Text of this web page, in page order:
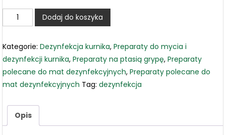
ilość
Farmsteril
zwalcza
wirusa
PTASIEJ
GRYPY
przebadany
PIWet
Dodaj do koszyka
Kategorie:Dezynfekcja kurnika,Preparaty do mycia i
dezynfekcji kurnika,Preparaty na ptasią grypę,Preparaty
polecane do mat dezynfekcyjnych,Preparaty polecane do
mat dezynfekcyjnych Tag:dezynfekcja
Opis